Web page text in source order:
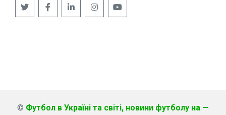
© Футбол в Україні та світі, новини футболу на —